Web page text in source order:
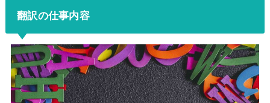
翻訳の仕事内容